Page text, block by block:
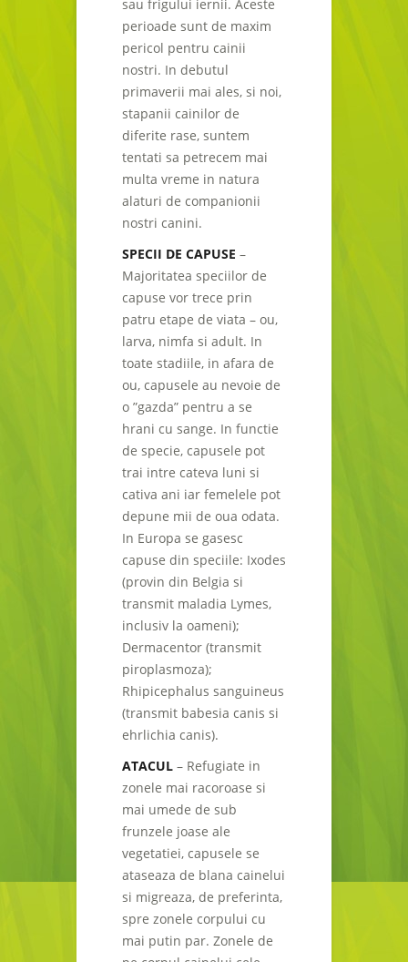
sau frigului iernii. Aceste
perioade sunt de maxim
pericol pentru cainii
nostri. In debutul
primaverii mai ales, si noi,
stapanii cainilor de
diferite rase, suntem
tentati sa petrecem mai
multa vreme in natura
alaturi de companionii
nostri canini.
SPECII DE CAPUSE –
Majoritatea speciilor de
capuse vor trece prin
patru etape de viata – ou,
larva, nimfa si adult. In
toate stadiile, in afara de
ou, capusele au nevoie de
o ”gazda” pentru a se
hrani cu sange. In functie
de specie, capusele pot
trai intre cateva luni si
cativa ani iar femelele pot
depune mii de oua odata.
In Europa se gasesc
capuse din speciile: Ixodes
(provin din Belgia si
transmit maladia Lymes,
inclusiv la oameni);
Dermacentor (transmit
piroplasmoza);
Rhipicephalus sanguineus
(transmit babesia canis si
ehrlichia canis).
ATACUL – Refugiate in
zonele mai racoroase si
mai umede de sub
frunzele joase ale
vegetatiei, capusele se
ataseaza de blana cainelui
si migreaza, de preferinta,
spre zonele corpului cu
mai putin par. Zonele de